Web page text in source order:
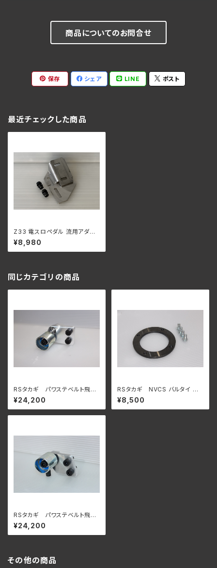
商品についてのお問合せ
保存 シェア LINE ポスト
最近チェックした商品
Z33 電スロペダル 流用アダプ
ター アクセルペダル DBW 電
子スロットル Drive by wire R
33 R34 RB20 RB25 RB26 ス
¥8,980
同じカテゴリの商品
RSタカギ パワステベルト飛び
防止テンショナー RB25 パワ
ステポンプ用
¥24,200
RSタカギ NVCS バルタイ 調
整スペーサー RB25用
¥8,500
RSタカギ パワステベルト飛び
防止テンショナー RB26 用
¥24,200
その他の商品